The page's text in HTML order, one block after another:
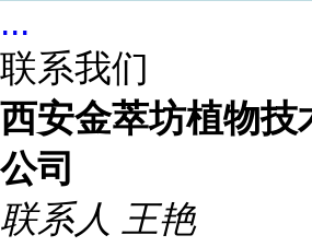
...
联系我们
西安金萃坊植物技
公司
联系人 王艳